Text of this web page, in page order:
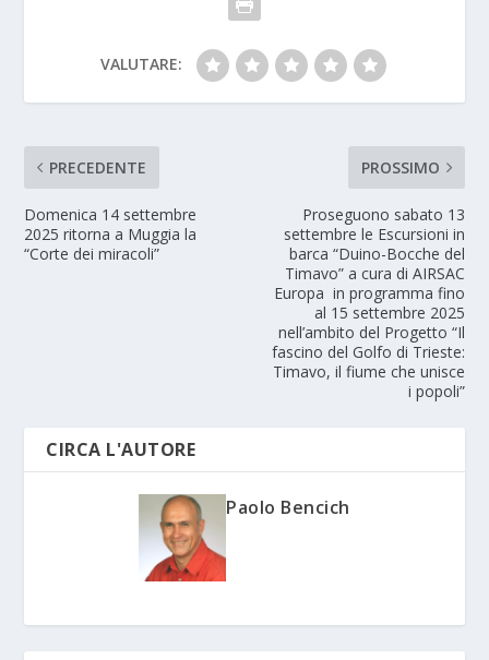
VALUTARE:
PRECEDENTE
Domenica 14 settembre
2025 ritorna a Muggia la
“Corte dei miracoli”
PROSSIMO
Proseguono sabato 13
settembre le Escursioni in
barca “Duino-Bocche del
Timavo” a cura di AIRSAC
Europa in programma fino
al 15 settembre 2025
nell’ambito del Progetto “Il
fascino del Golfo di Trieste:
Timavo, il fiume che unisce
i popoli”
CIRCA L'AUTORE
Paolo Bencich